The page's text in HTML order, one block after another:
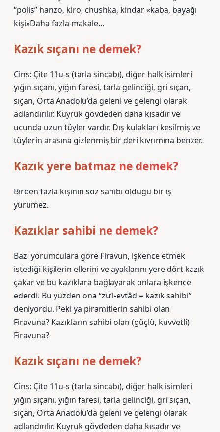
“polis” hanzo, kiro, chushka, kindar «kaba, bayağı
kişi»Daha fazla makale…
Kazık sıçanı ne demek?
Cins: Çite 11u-s (tarla sincabı), diğer halk isimleri
yığın sıçanı, yığın faresi, tarla gelinciği, gri sıçan,
sıçan, Orta Anadolu’da geleni ve gelengi olarak
adlandırılır. Kuyruk gövdeden daha kısadır ve
ucunda uzun tüyler vardır. Dış kulakları kesilmiş ve
tüylerin arasına gizlenmiş bir deri kıvrımına benzer.
Kazık yere batmaz ne demek?
Birden fazla kişinin söz sahibi olduğu bir iş
yürümez.
Kazıklar sahibi ne demek?
Bazı yorumculara göre Firavun, işkence etmek
istediği kişilerin ellerini ve ayaklarını yere dört kazık
çakar ve bu kazıklara bağlayarak onlara işkence
ederdi. Bu yüzden ona “zü’l-evtâd = kazık sahibi”
deniyordu. Peki ya piramitlerin sahibi olan
Firavuna? Kazıkların sahibi olan (güçlü, kuvvetli)
Firavuna?
Kazık sıçanı ne demek?
Cins: Çite 11u-s (tarla sincabı), diğer halk isimleri
yığın sıçanı, yığın faresi, tarla gelinciği, gri sıçan,
sıçan, Orta Anadolu’da geleni ve gelengi olarak
adlandırılır. Kuyruk gövdeden daha kısadır ve